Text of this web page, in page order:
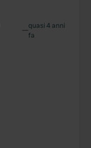
—quasi 4 anni
fa